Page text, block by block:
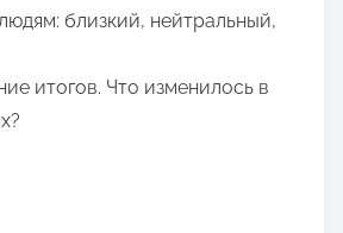
близкий, нейтральный,
итогов. Что изменилось в